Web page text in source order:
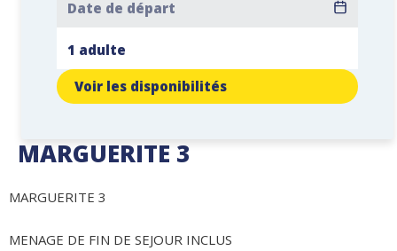
MARGUERITE 3
MARGUERITE 3
MENAGE DE FIN DE SEJOUR INCLUS
Voir les disponibilités